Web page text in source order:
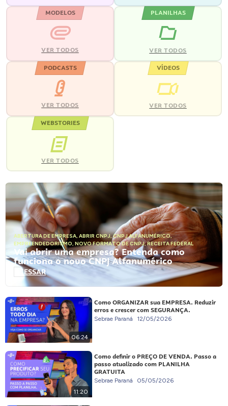
MODELOS
VER TODOS
PLANILHAS
VER TODOS
PODCASTS
VER TODOS
VÍDEOS
VER TODOS
WEBSTORIES
VER TODOS
ABERTURA DE EMPRESA, ABRIR CNPJ,CNPJ ALFANUMÉRICO,
EMPREENDEDORISMO, NOVO FORMATO DE CNPJ,RECEITA FEDERAL
Vai abrir uma empresa? Entenda como
funciona o novo CNPJ Alfanumérico
ACESSAR
06:24
Como ORGANIZAR sua EMPRESA. Reduzir
erros e crescer com SEGURANÇA.
Sebrae Paraná 12/05/2026
11:20
Como definir o PREÇO DE VENDA. Passo a
passo atualizado com PLANILHA
GRATUITA
Sebrae Paraná 05/05/2026